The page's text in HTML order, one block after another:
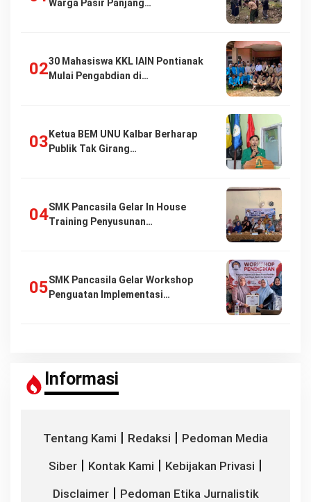
Warga Pasir Panjang…
30 Mahasiswa KKL IAIN Pontianak
Mulai Pengabdian di…
Ketua BEM UNU Kalbar Berharap
Publik Tak Girang…
SMK Pancasila Gelar In House
Training Penyusunan…
SMK Pancasila Gelar Workshop
Penguatan Implementasi…
Informasi
Tentang Kami | Redaksi | Pedoman Media
Siber | Kontak Kami | Kebijakan Privasi |
Disclaimer| Pedoman Etika Jurnalistik